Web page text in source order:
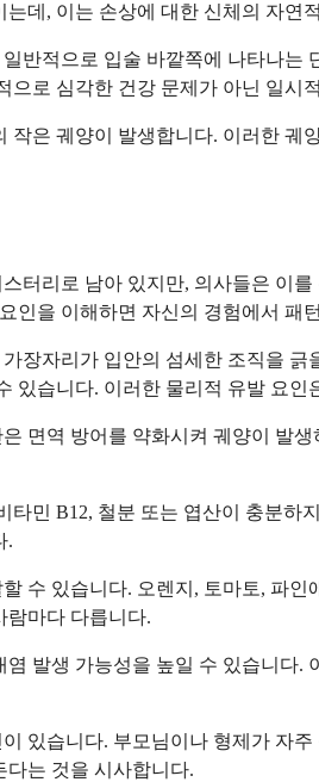
데, 이는 손상에 대한 신체의 자연
반적으로 입술 바깥쪽에 나타나는
으로 심각한 건강 문제가 아닌 일시
작은 궤양이 발생합니다. 이러한
터리로 남아 있지만, 의사들은 이
인을 이해하면 자신의 경험에서 패
장자리가 입안의 섬세한 조직을
있습니다. 이러한 물리적 유발 요인
면역 방어를 약화시켜 궤양이 발
타민 B12, 철분 또는 엽산이 충분
.
수 있습니다. 오렌지, 토마토, 파
람마다 다릅니다.
발생 가능성을 높일 수 있습니다
있습니다. 부모님이나 형제가 자
다는 것을 시사합니다.